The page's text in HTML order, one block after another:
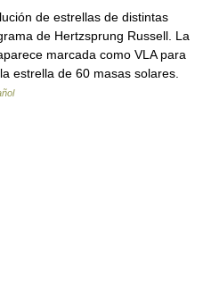
de estrellas de distintas
de Hertzsprung Russell. La
marcada como VLA para
estrella de 60 masas solares.